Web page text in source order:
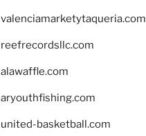
valenciamarketytaqueria.com
reefrecordsllc.com
alawaffle.com
aryouthfishing.com
united-basketball.com